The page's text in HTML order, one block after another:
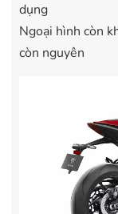
dụng
Ngoại hình còn
còn nguyên